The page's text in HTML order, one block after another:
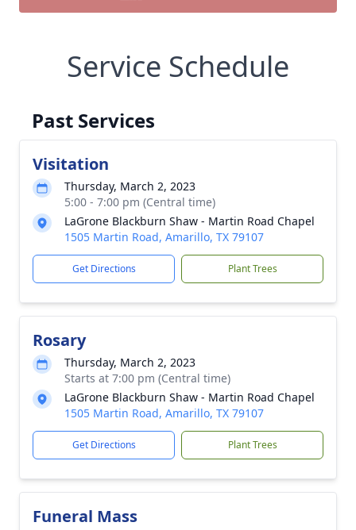
Service Schedule
Past Services
Visitation
Thursday, March 2, 2023
5:00 - 7:00 pm (Central time)
LaGrone Blackburn Shaw - Martin Road Chapel
1505 Martin Road, Amarillo, TX 79107
Get Directions Plant Trees
Rosary
Thursday, March 2, 2023
Starts at 7:00 pm (Central time)
LaGrone Blackburn Shaw - Martin Road Chapel
1505 Martin Road, Amarillo, TX 79107
Get Directions Plant Trees
Funeral Mass